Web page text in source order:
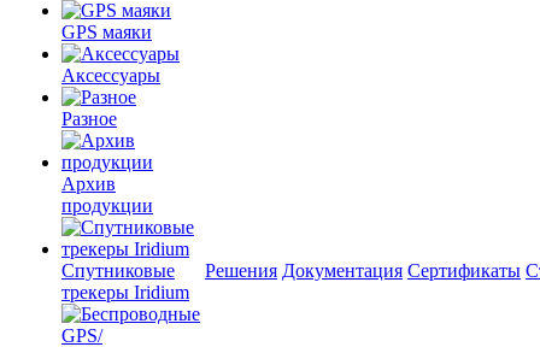
GPS маяки
Аксессуары
Разное
Архив
продукции
Спутниковые
трекеры Iridium
Решения Документация Сертификаты